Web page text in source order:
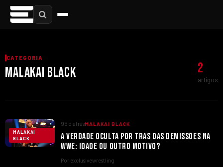
CATEGORIA
MALAKAI BLACK 2
artigos
MALAKAI
BLACK
95 d atrásMALAKAI BLACK
A VERDADE OCULTA POR TRÁS DAS DEMISSÕES NA
WWE: IDADE OU OUTRO MOTIVO?
Por exclusivewrestling